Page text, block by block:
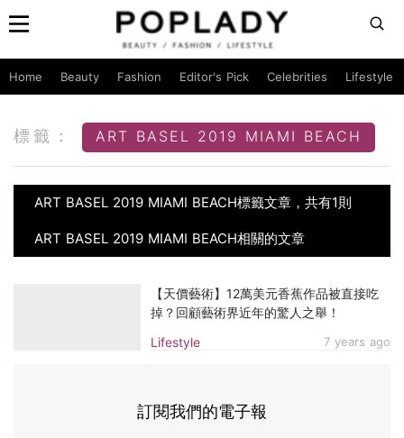
Home Beauty Fashion Editor's Pick Celebrities Lifestyle
標籤： ART BASEL 2019 MIAMI BEACH
ART BASEL 2019 MIAMI BEACH標籤文章，共有1則
ART BASEL 2019 MIAMI BEACH相關的文章
Lifestyle 7 years ago
【天價藝術】12萬美元香蕉作品被直接吃
掉？回顧藝術界近年的驚人之舉！
訂閱我們的電子報